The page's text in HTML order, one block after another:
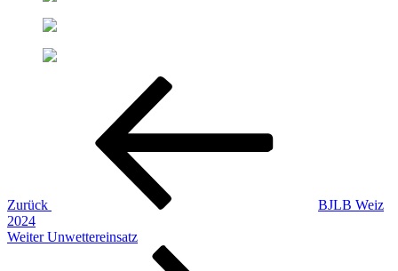
Beitragsnavigation
Zurück
BJLB Weiz
2024
Nächster
Weiter Unwettereinsatz